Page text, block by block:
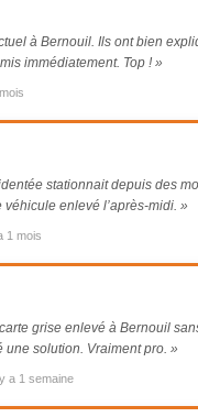
à Bernouil. Ils ont bien
immédiatement. Top ! »
stationnait depuis des
enlevé l’après-midi. »
1 mois
grise enlevé à Bernouil
une solution. Vraiment pro. »
a 1 semaine